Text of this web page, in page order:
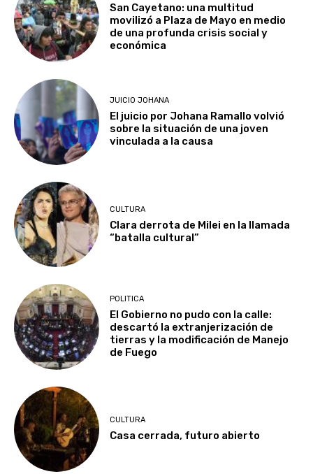
San Cayetano: una multitud
movilizó a Plaza de Mayo en medio
de una profunda crisis social y
económica
JUICIO JOHANA
El juicio por Johana Ramallo volvió
sobre la situación de una joven
vinculada a la causa
CULTURA
Clara derrota de Milei en la llamada
“batalla cultural”
POLITICA
El Gobierno no pudo con la calle:
descartó la extranjerización de
tierras y la modificación de Manejo
de Fuego
CULTURA
Casa cerrada, futuro abierto